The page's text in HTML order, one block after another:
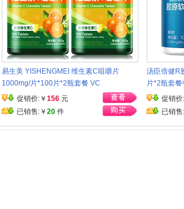
易生美 YISHENGMEI 维生素C咀嚼片
1000mg/片*100片*2瓶套餐 VC
促销价:￥ 156 元
已销售:￥ 20 件
汤臣倍健R
片*2瓶套
促销价
已销售